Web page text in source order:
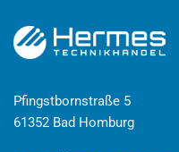
Pfingstbornstraße 5
61352 Bad Homburg